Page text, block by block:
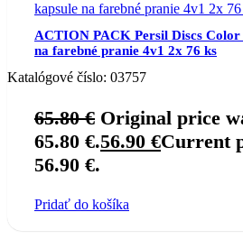
ACTION PACK Persil Discs Color
na farebné pranie 4v1 2x 76 ks
Katalógové číslo: 03757
65.80€ Original price
65.80 €.56.90 €Current
56.90 €.
Pridať do košíka